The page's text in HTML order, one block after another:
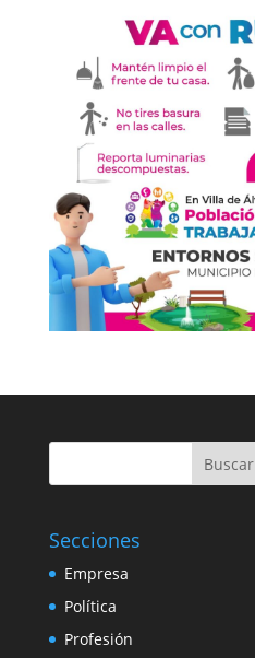
Buscar
Secciones
Empresa
Política
Profesión